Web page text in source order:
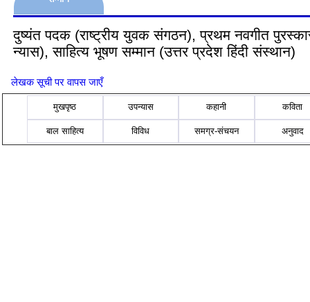
दुष्यंत पदक (राष्ट्रीय युवक संगठन), प्रथम नवगीत
न्यास), साहित्य भूषण सम्मान (उत्तर प्रदेश हिंदी संस्थान)
लेखक सूची पर वापस जाएँ
मुखपृष्ठ उपन्यास कहानी कविता
बाल साहित्य विविध समग्र-संचयन अनुवाद